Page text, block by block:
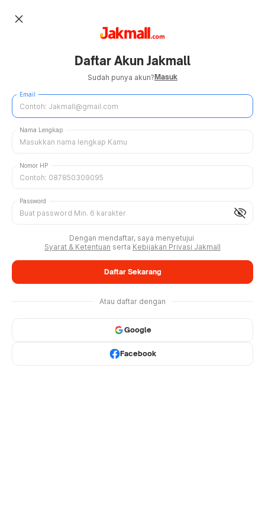
close
Daftar Akun Jakmall
Sudah punya akun?Masuk
Email
Nama Lengkap
Nomor HP
visibility_off
Password
Dengan mendaftar, saya menyetujui
Syarat & Ketentuan serta Kebijakan Privasi Jakmall
Daftar Sekarang
Atau daftar dengan
Google
Facebook